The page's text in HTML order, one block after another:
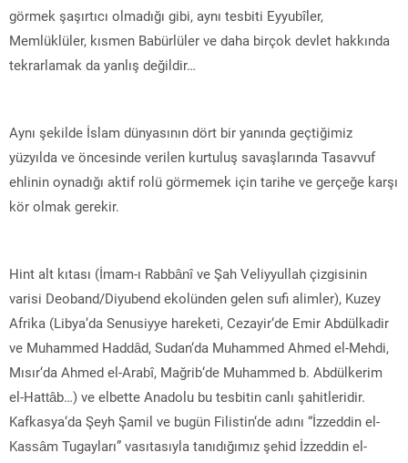
görmek şaşırtıcı olmadığı gibi, aynı tesbiti Eyyubîler,
Memlüklüler, kısmen Babürlüler ve daha birçok devlet hakkında
tekrarlamak da yanlış değildir…
Aynı şekilde İslam dünyasının dört bir yanında geçtiğimiz
yüzyılda ve öncesinde verilen kurtuluş savaşlarında Tasavvuf
ehlinin oynadığı aktif rolü görmemek için tarihe ve gerçeğe karşı
kör olmak gerekir.
Hint alt kıtası (İmam-ı Rabbânî ve Şah Veliyyullah çizgisinin
varisi Deoband/Diyubend ekolünden gelen sufi alimler), Kuzey
Afrika (Libya‘da Senusiyye hareketi, Cezayir‘de Emir Abdülkadir
ve Muhammed Haddâd, Sudan‘da Muhammed Ahmed el-Mehdi,
Mısır‘da Ahmed el-Arabî, Mağrib‘de Muhammed b. Abdülkerim
el-Hattâb…) ve elbette Anadolu bu tesbitin canlı şahitleridir.
Kafkasya‘da Şeyh Şamil ve bugün Filistin‘de adını “İzzeddin el-
Kassâm Tugayları” vasıtasıyla tanıdığımız şehid İzzeddin el-